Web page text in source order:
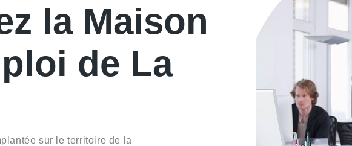
la Maison
de La
sur le territoire de la